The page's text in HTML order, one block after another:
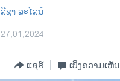
ລີຊາ ສະໄລນ໌
27,01,2024
ແຊຣ໌ ເບິ່ງຄວາມເຫັນ